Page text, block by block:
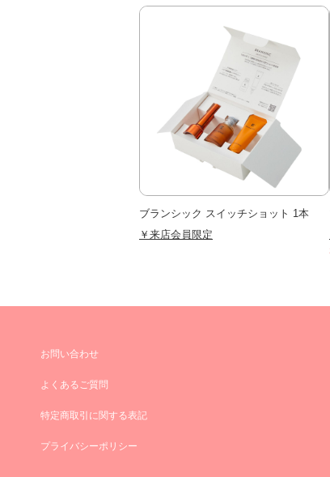
ブランシック スイッチショット 1本
￥来店会員限定
お問い合わせ
よくあるご質問
特定商取引に関する表記
プライバシーポリシー